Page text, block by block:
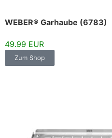
WEBER® Garhaube (6783)
49.99 EUR
Zum Shop